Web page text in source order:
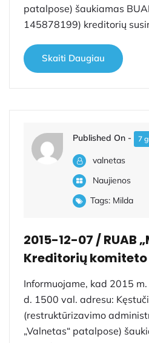
patalpose) šaukiamas
145878199) kreditorių
Skaiti Daugiau
Published On - 7
valnetas
Naujienos
Tags: Milda
2015-12-07 / RUAB
Kreditorių komiteto
Informuojame, kad 2015
d. 1500 val. adresu:
(restruktūrizavimo
„Valnetas“ patalpose)